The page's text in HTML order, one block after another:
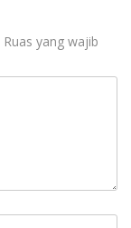
Ruas yang wajib